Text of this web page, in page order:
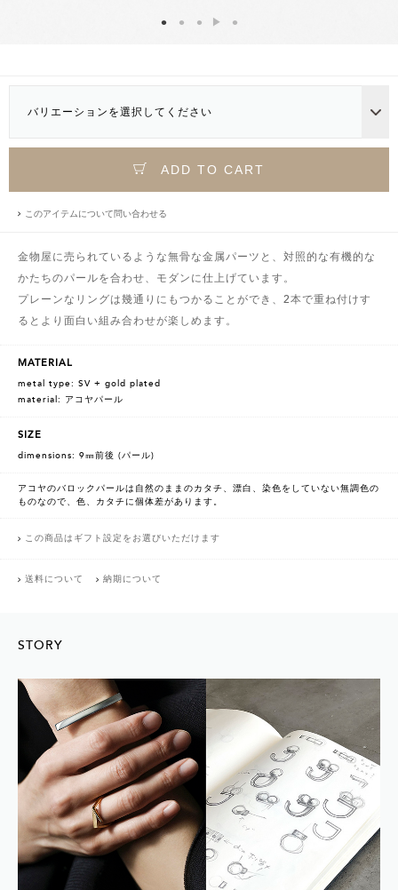
バリエーションを選択してください
ADD TO CART
このアイテムについて問い合わせる
金物屋に売られているような無骨な金属パーツと、対照的な有機的な
かたちのパールを合わせ、モダンに仕上げています。
プレーンなリングは幾通りにもつかることができ、2本で重ね付けす
るとより面白い組み合わせが楽しめます。
MATERIAL
metal type: SV + gold plated
material: アコヤパール
SIZE
dimensions: 9㎜前後 (パール)
アコヤのバロックパールは自然のままのカタチ、漂白、染色をしていない無調色の
ものなので、色、カタチに個体差があります。
この商品はギフト設定をお選びいただけます
送料について 納期について
STORY